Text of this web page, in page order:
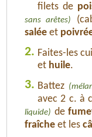
filets de
sans arêtes)
salée et
2. Faites-les
et huile.
3. Battez
avec 2 c. à
liquide) de
fraîche et les